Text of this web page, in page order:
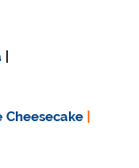
Cheesecake